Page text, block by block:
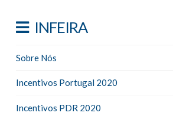
INFEIRA
Sobre Nós
Incentivos Portugal 2020
Incentivos PDR 2020